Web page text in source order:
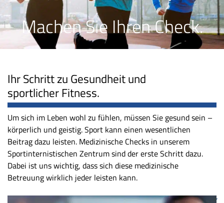
Machen Sie Ihren Check.
Ihr Schritt zu Gesundheit und
sportlicher Fitness.
Um sich im Leben wohl zu fühlen, müssen Sie gesund sein –
körperlich und geistig. Sport kann einen wesentlichen
Beitrag dazu leisten. Medizinische Checks in unserem
Sportinternistischen Zentrum sind der erste Schritt dazu.
Dabei ist uns wichtig, dass sich diese medizinische
Betreuung wirklich jeder leisten kann.